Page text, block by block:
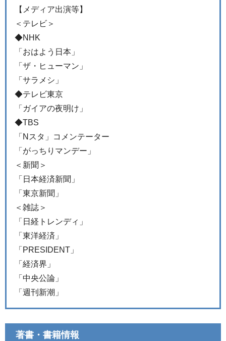
【メディア出演等】
＜テレビ＞
◆NHK
「おはよう日本」
「ザ・ヒューマン」
「サラメシ」
◆テレビ東京
「ガイアの夜明け」
◆TBS
「Nスタ」コメンテーター
「がっちりマンデー」
＜新聞＞
「日本経済新聞」
「東京新聞」
＜雑誌＞
「日経トレンディ」
「東洋経済」
「PRESIDENT」
「経済界」
「中央公論」
「週刊新潮」
著書・書籍情報